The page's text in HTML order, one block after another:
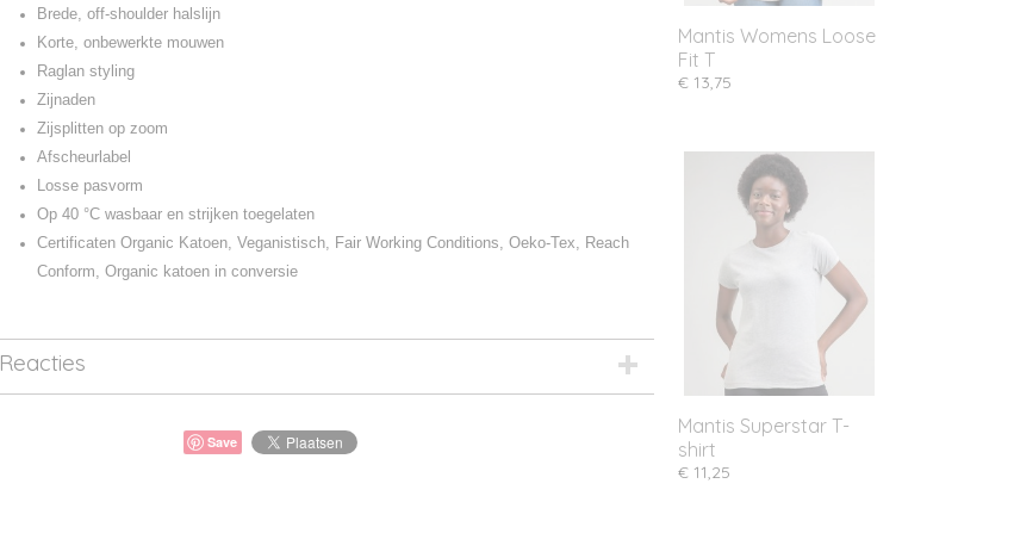
Brede, off-shoulder halslijn
Korte, onbewerkte mouwen
Raglan styling
Zijnaden
Zijsplitten op zoom
Afscheurlabel
Losse pasvorm
Op 40 °C wasbaar en strijken toegelaten
Certificaten Organic Katoen, Veganistisch, Fair Working Conditions, Oeko-Tex, Reach
Conform, Organic katoen in conversie
Reacties
Save
Mantis Womens Loose
Fit T
€ 13,75
Mantis Superstar T-
shirt
€ 11,25